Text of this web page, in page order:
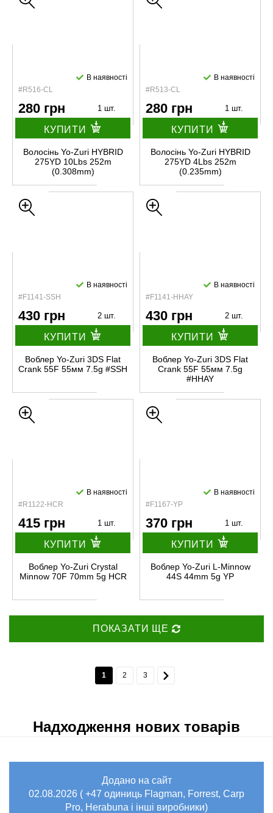
#R516-CL
В наявності
280 грн 1 шт.
КУПИТИ
Волосінь Yo-Zuri HYBRID
275YD 10Lbs 252m
(0.308mm)
#R513-CL
В наявності
280 грн 1 шт.
КУПИТИ
Волосінь Yo-Zuri HYBRID
275YD 4Lbs 252m
(0.235mm)
#F1141-SSH
В наявності
430 грн 2 шт.
КУПИТИ
Воблер Yo-Zuri 3DS Flat
Crank 55F 55мм 7.5g #SSH
#F1141-HHAY
В наявності
430 грн 2 шт.
КУПИТИ
Воблер Yo-Zuri 3DS Flat
Crank 55F 55мм 7.5g
#HHAY
#R1122-HCR
В наявності
415 грн 1 шт.
КУПИТИ
Воблер Yo-Zuri Crystal
Minnow 70F 70mm 5g HCR
#F1167-YP
В наявності
370 грн 1 шт.
КУПИТИ
Воблер Yo-Zuri L-Minnow
44S 44mm 5g YP
ПОКАЗАТИ ЩЕ
1 2 3
Надходження нових товарів
Додано на сайт
02.08.2026 ( +47 одиниць Flagman, Forrest, Carp
Pro, Herabuna і інші виробники)